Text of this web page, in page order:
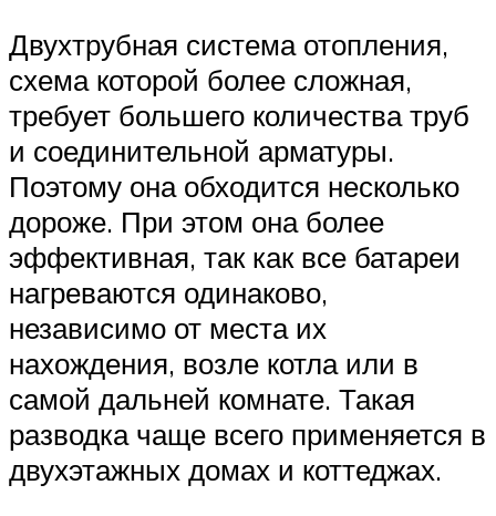
Двухтрубная система отопления,
схема которой более сложная,
требует большего количества труб
и соединительной арматуры.
Поэтому она обходится несколько
дороже. При этом она более
эффективная, так как все батареи
нагреваются одинаково,
независимо от места их
нахождения, возле котла или в
самой дальней комнате. Такая
разводка чаще всего применяется в
двухэтажных домах и коттеджах.